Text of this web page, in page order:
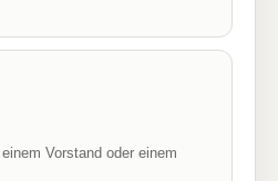
Vorstand oder einem